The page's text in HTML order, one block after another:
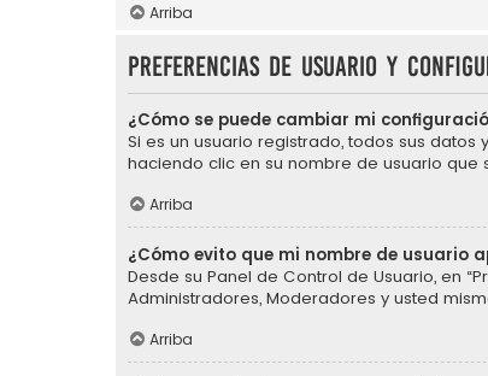
Arriba
Preferencias de usuario y
¿Cómo se puede cambiar mi
Si es un usuario registrado, todos sus
haciendo clic en su nombre de usuario que
Arriba
¿Cómo evito que mi nombre de usuario
Desde su Panel de Control de Usuario, en
Administradores, Moderadores y usted
Arriba